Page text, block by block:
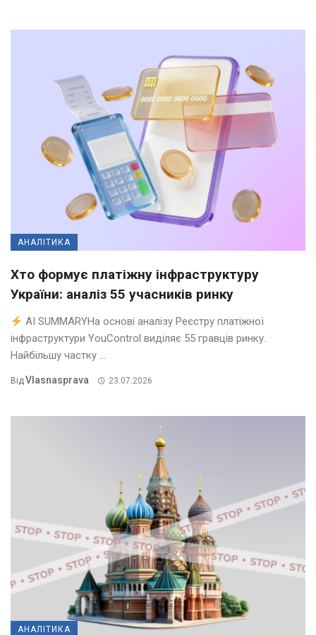
АНАЛІТИКА
Хто формує платіжну інфраструктуру
України: аналіз 55 учасників ринку
AI SUMMARYНа основі аналізу Реєстру платіжної
інфраструктури YouControl виділяє 55 гравців ринку.
Найбільшу частку ...
ВідVlasnasprava 23.07.2026
АНАЛІТИКА